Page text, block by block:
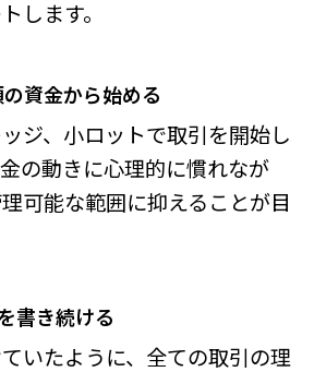
します。
資金から始める
ジ、小ロットで取引を開始し
の動きに心理的に慣れなが
可能な範囲に抑えることが目
書き続ける
いたように、全ての取引の理